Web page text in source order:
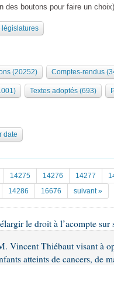
Bureau Collège des
... )
des boutons pour faire un choix)
législatures
(20252) Comptes-rendus
Textes adoptés (693)
date
14275 14276 14277
14286 16676 suivant »
le droit à l’acompte sur
Vincent Thiébaut visant à
atteints de cancers, de